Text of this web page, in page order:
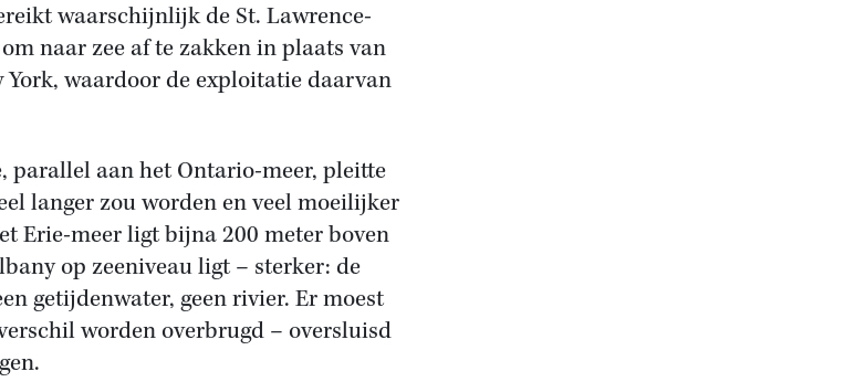
waarschijnlijk de St. Lawrence-
naar zee af te zakken in plaats van
waardoor de exploitatie daarvan
parallel aan het Ontario-meer, pleitte
langer zou worden en veel moeilijker
Erie-meer ligt bijna 200 meter boven
op zeeniveau ligt – sterker: de
getijdenwater, geen rivier. Er moest
worden overbrugd – oversluisd